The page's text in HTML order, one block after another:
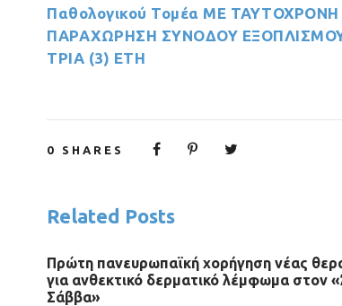
Παθολογικού Τομέα ΜΕ
ΠΑΡΑΧΩΡΗΣΗ ΣΥΝΟΔΟΥ
ΤΡΙΑ (3) ΕΤΗ
0 SHARES
Related Posts
Πρώτη πανευρωπαϊκή χορήγηση νέας
για ανθεκτικό δερματικό λέμφωμα στον
Σάββα»